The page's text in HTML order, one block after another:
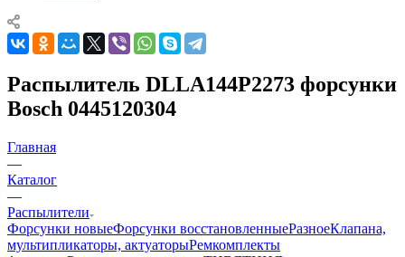
Распылитель DLLA144P2273 форсунки
Bosch 0445120304
Главная
—
Каталог
—
Распылители
Форсунки новыеФорсунки восстановленныеРазноеКлапана,
мультипликаторы, актуаторыРемкомплекты